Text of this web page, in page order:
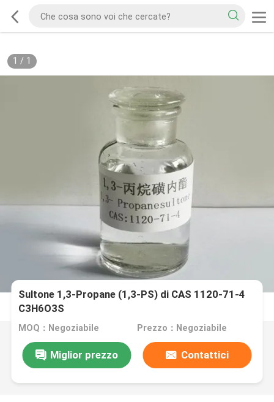
1 / 1
Sultone 1,3-Propane (1,3-PS) di CAS 1120-71-4
C3H6O3S
MOQ：Negoziabile Prezzo：Negoziabile
Miglior prezzo Contattici